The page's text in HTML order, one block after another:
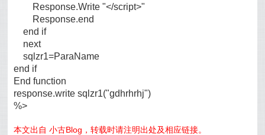
Response.Write "</script>"
Response.end
end if
next
sqlzr1=ParaName
end if
End function
response.write sqlzr1("gdhrhrhj")
%>
本文出自 小古Blog，转载时请注明出处及相应链接。